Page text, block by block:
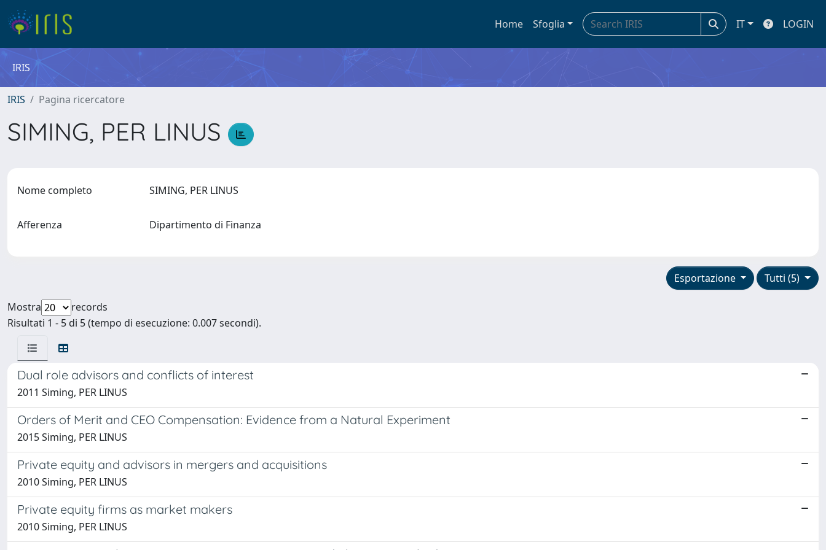
Home Sfoglia IT LOGIN
IRIS
IRIS Pagina ricercatore
SIMING, PER LINUS
Nome completo SIMING, PER LINUS
Afferenza Dipartimento di Finanza
Tutti (5)
Esportazione
Mostra
records
Risultati 1 - 5 di 5 (tempo di esecuzione: 0.007 secondi).
Dual role advisors and conflicts of interest
2011 Siming, PER LINUS
Orders of Merit and CEO Compensation: Evidence from a Natural Experiment
2015 Siming, PER LINUS
Private equity and advisors in mergers and acquisitions
2010 Siming, PER LINUS
Private equity firms as market makers
2010 Siming, PER LINUS